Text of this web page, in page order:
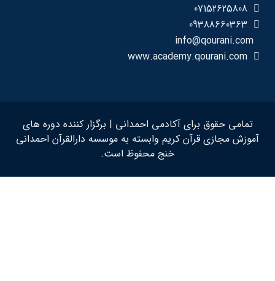
07152625808
09388660363
info@qourani.com
www.academy.qourani.com
تمامی حقوق برای آکادمی احمدانی | برگزار کننده دوره های
آموزش مجازی قرآن کریم وابسته به موسسه دارالقرآن احمدانی
خنج محفوظ است.